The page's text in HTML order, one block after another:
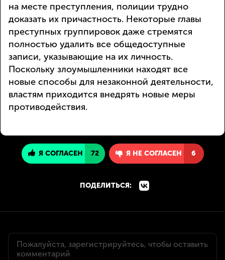
на месте преступления, полиции трудно
доказать их причастность. Некоторые главы
преступных группировок даже стремятся
полностью удалить все общедоступные
записи, указывающие на их личность.
Поскольку злоумышленники находят все
новые способы для незаконной деятельности,
властям приходится внедрять новые меры
противодействия.
Я СОГЛАСЕН 72 Я НЕ СОГЛАСЕН 6
ПОДЕЛИТЬСЯ: